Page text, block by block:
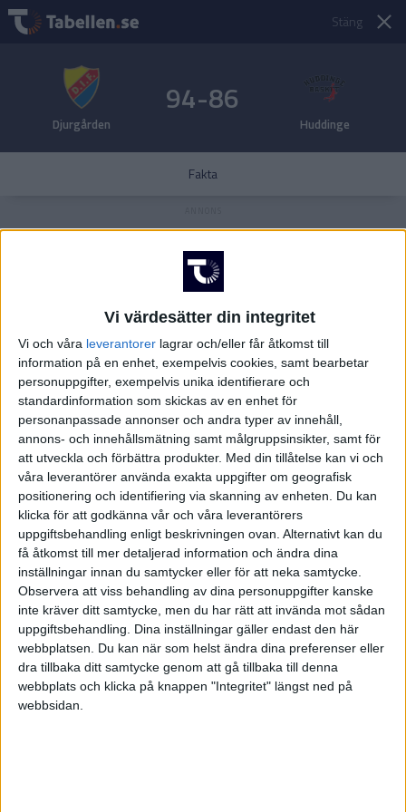
Vi värdesätter din integritet
Vi och våra leverantorer lagrar och/eller får åtkomst till
information på en enhet, exempelvis cookies, samt bearbetar
personuppgifter, exempelvis unika identifierare och
standardinformation som skickas av en enhet för
personanpassade annonser och andra typer av innehåll,
annons- och innehållsmätning samt målgruppsinsikter, samt för
att utveckla och förbättra produkter. Med din tillåtelse kan vi och
våra leverantörer använda exakta uppgifter om geografisk
positionering och identifiering via skanning av enheten. Du kan
klicka för att godkänna vår och våra leverantörers
uppgiftsbehandling enligt beskrivningen ovan. Alternativt kan du
få åtkomst till mer detaljerad information och ändra dina
inställningar innan du samtycker eller för att neka samtycke.
Observera att viss behandling av dina personuppgifter kanske
inte kräver ditt samtycke, men du har rätt att invända mot sådan
uppgiftsbehandling. Dina inställningar gäller endast den här
webbplatsen. Du kan när som helst ändra dina preferenser eller
dra tillbaka ditt samtycke genom att gå tillbaka till denna
webbplats och klicka på knappen "Integritet" längst ned på
webbsidan.
Stäng
Djurgården
94-86
Huddinge
Fakta
FAKTA